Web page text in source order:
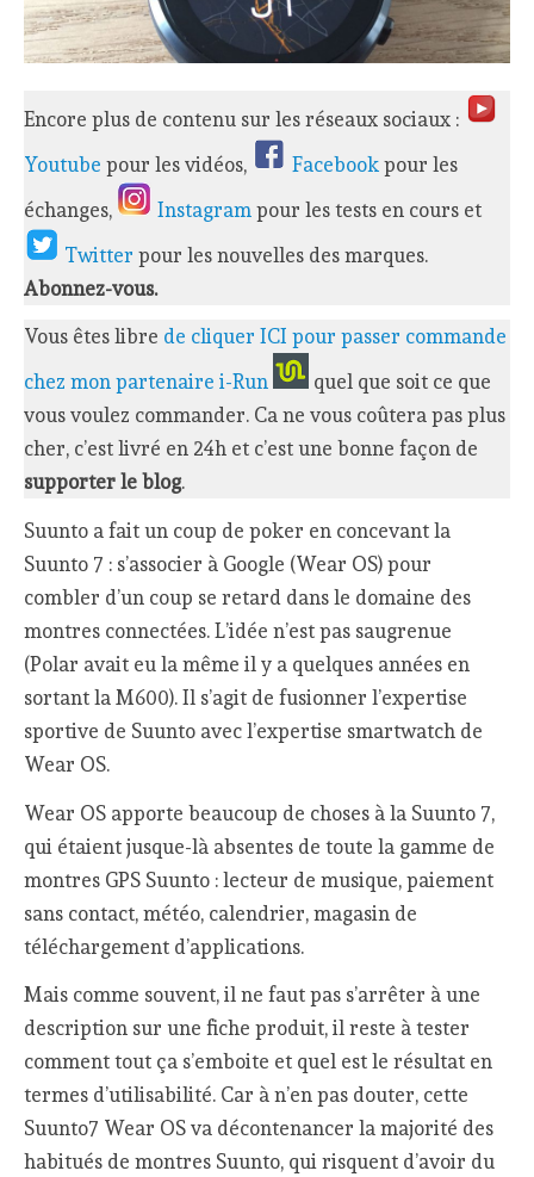
Encore plus de contenu sur les réseaux sociaux :
Youtube pour les vidéos, Facebookpour les
échanges,
Instagrampour les tests en cours et
Twitterpour les nouvelles des marques.
Abonnez-vous.
Vous êtes libre de cliquer ICI pour passer commande
chez mon partenaire i-Run
quel que soit ce que
vous voulez commander. Ca ne vous coûtera pas plus
cher, c’est livré en 24h et c’est une bonne façon de
supporter le blog.
Suunto a fait un coup de poker en concevant la
Suunto 7 : s’associer à Google (Wear OS) pour
combler d’un coup se retard dans le domaine des
montres connectées. L’idée n’est pas saugrenue
(Polar avait eu la même il y a quelques années en
sortant la M600). Il s’agit de fusionner l’expertise
sportive de Suunto avec l’expertise smartwatch de
Wear OS.
Wear OS apporte beaucoup de choses à la Suunto 7,
qui étaient jusque-là absentes de toute la gamme de
montres GPS Suunto : lecteur de musique, paiement
sans contact, météo, calendrier, magasin de
téléchargement d’applications.
Mais comme souvent, il ne faut pas s’arrêter à une
description sur une fiche produit, il reste à tester
comment tout ça s’emboite et quel est le résultat en
termes d’utilisabilité. Car à n’en pas douter, cette
Suunto7 Wear OS va décontenancer la majorité des
habitués de montres Suunto, qui risquent d’avoir du